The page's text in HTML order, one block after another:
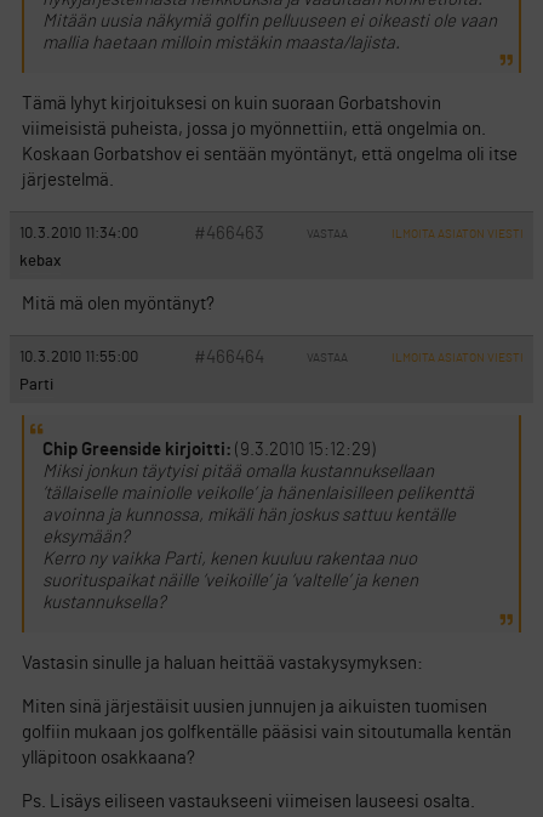
Mitään uusia näkymiä golfin pelluuseen ei oikeasti ole vaan
mallia haetaan milloin mistäkin maasta/lajista.
Tämä lyhyt kirjoituksesi on kuin suoraan Gorbatshovin
viimeisistä puheista, jossa jo myönnettiin, että ongelmia on.
Koskaan Gorbatshov ei sentään myöntänyt, että ongelma oli itse
järjestelmä.
10.3.2010 11:34:00 #466463 VASTAA ILMOITA ASIATON VIESTI
kebax
Mitä mä olen myöntänyt?
10.3.2010 11:55:00 #466464 VASTAA ILMOITA ASIATON VIESTI
Parti
Chip Greenside kirjoitti: (9.3.2010 15:12:29)
Miksi jonkun täytyisi pitää omalla kustannuksellaan
’tällaiselle mainiolle veikolle’ ja hänenlaisilleen pelikenttä
avoinna ja kunnossa, mikäli hän joskus sattuu kentälle
eksymään?
Kerro ny vaikka Parti, kenen kuuluu rakentaa nuo
suorituspaikat näille ’veikoille’ ja ’valtelle’ ja kenen
kustannuksella?
Vastasin sinulle ja haluan heittää vastakysymyksen:
Miten sinä järjestäisit uusien junnujen ja aikuisten tuomisen
golfiin mukaan jos golfkentälle pääsisi vain sitoutumalla kentän
ylläpitoon osakkaana?
Ps. Lisäys eiliseen vastaukseeni viimeisen lauseesi osalta.